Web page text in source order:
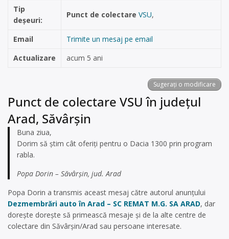
Tip
deșeuri:
Punct de colectare VSU,
Email
Trimite un mesaj pe email
Actualizare
acum 5 ani
Sugerați o modificare
Punct de colectare VSU în județul
Arad, Săvârşin
Buna ziua,
Dorim să știm cât oferiți pentru o Dacia 1300 prin program
rabla.
Popa Dorin – Săvârșin, jud. Arad
Popa Dorin a transmis aceast mesaj către autorul anunțului
Dezmembrări auto în Arad – SC REMAT M.G. SA ARAD, dar
dorește dorește să primească mesaje și de la alte centre de
colectare din Săvârșin/Arad sau persoane interesate.